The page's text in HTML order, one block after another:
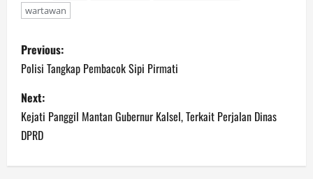
wartawan
P
o
s
t
n
Previous:
Polisi Tangkap Pembacok Sipi Pirmati
Next:
Kejati Panggil Mantan Gubernur Kalsel, Terkait Perjalan Dinas
DPRD